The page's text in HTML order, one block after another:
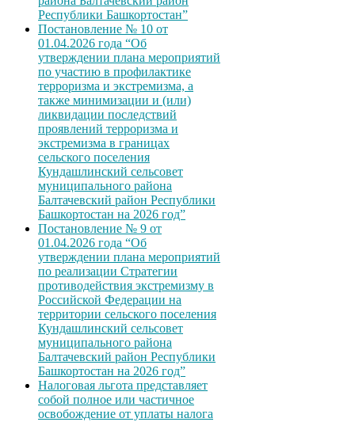
Республики Башкортостан”
Постановление № 10 от
01.04.2026 года “Об
утверждении плана мероприятий
по участию в профилактике
терроризма и экстремизма, а
также минимизации и (или)
ликвидации последствий
проявлений терроризма и
экстремизма в границах
сельского поселения
Кундашлинский сельсовет
муниципального района
Балтачевский район Республики
Башкортостан на 2026 год”
Постановление № 9 от
01.04.2026 года “Об
утверждении плана мероприятий
по реализации Стратегии
противодействия экстремизму в
Российской Федерации на
территории сельского поселения
Кундашлинский сельсовет
муниципального района
Балтачевский район Республики
Башкортостан на 2026 год”
Налоговая льгота представляет
собой полное или частичное
освобождение от уплаты налога